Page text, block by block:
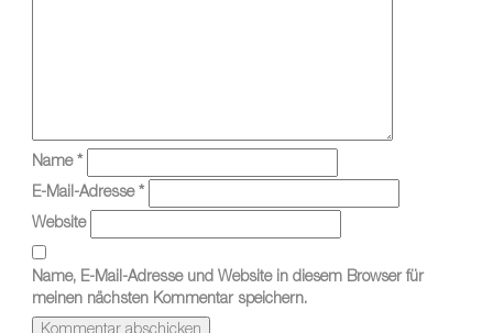
Name *
E-Mail-Adresse *
Website
Name, E-Mail-Adresse und Website in diesem Browser für
meinen nächsten Kommentar speichern.